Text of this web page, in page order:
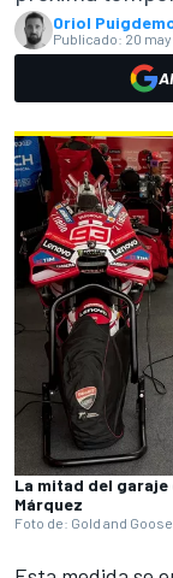
Oriol
Publicado: 20
La mitad del
Márquez
Foto de: Gold and